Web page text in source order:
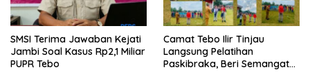
SMSI Terima Jawaban Kejati
Jambi Soal Kasus Rp2,1 Miliar
PUPR Tebo
Camat Tebo Ilir Tinjau
Langsung Pelatihan
Paskibraka, Beri Semangat